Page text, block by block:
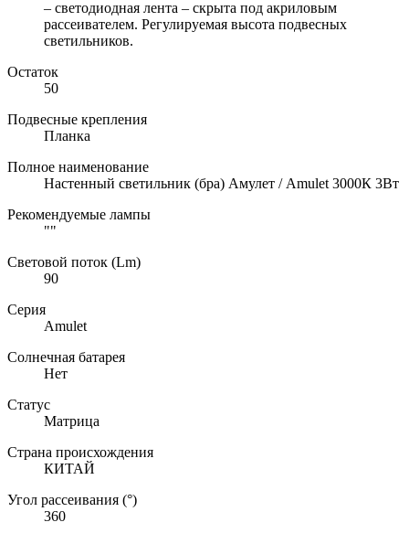
– светодиодная лента – скрыта под акриловым
рассеивателем. Регулируемая высота подвесных
светильников.
Остаток
50
Подвесные крепления
Планка
Полное наименование
Настенный светильник (бра) Амулет / Amulet 3000К 3Вт
Рекомендуемые лампы
""
Световой поток (Lm)
90
Серия
Amulet
Солнечная батарея
Нет
Статус
Матрица
Страна происхождения
КИТАЙ
Угол рассеивания (°)
360